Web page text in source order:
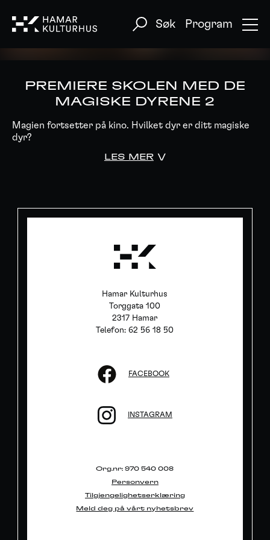
Søk Program
PREMIERE SKOLEN MED DE
MAGISKE DYRENE 2
Magien fortsetter på kino. Hvilket dyr er ditt magiske
dyr?
LES MER
Hamar Kulturhus
Torggata 100
2317 Hamar
Telefon: 62 56 18 50
FACEBOOK
INSTAGRAM
Org.nr: 970 540 008
Personvern
Tilgjengelighetserklæring
Meld deg på vårt nyhetsbrev